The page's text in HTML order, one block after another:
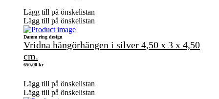
Lägg till på önskelistan
Lägg till på önskelistan
Damm ring design
Vridna hängörhängen i silver 4,50 x 3 x 4,50
cm.
650,00 kr
Lägg till på önskelistan
Lägg till på önskelistan